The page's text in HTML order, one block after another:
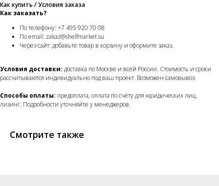
Как купить / Условия заказа
Как заказать?
По телефону: +7 495 920 70 08
По email: zakaz@shelfmarket.su
Через сайт: добавьте товар в корзину и оформите заказ.
Условия доставки: доставка по Москве и всей России. Стоимость и сроки
рассчитываются индивидуально под ваш проект. Возможен самовывоз.
Способы оплаты: предоплата, оплата по счёту для юридических лиц,
лизинг. Подробности уточняйте у менеджеров.
Смотрите также